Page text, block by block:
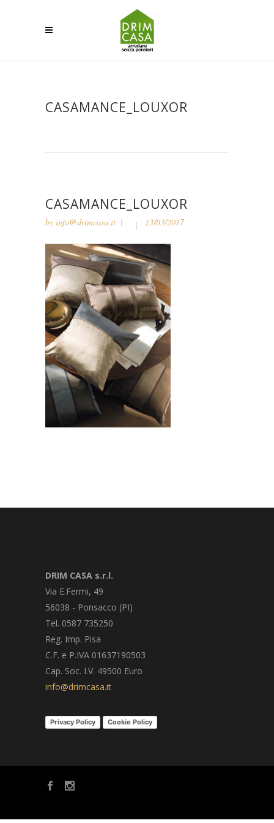
CASAMANCE_LOUXOR
CASAMANCE_LOUXOR
by info@drimcasa.it 13/03/2017
DRIM CASA s.r.l.
Via E.Fermi, 49
56038 - Ponsacco (PI)
Tel. 0587 735250
Reg. Imp. Pisa
C.F. e P.IVA 01637190503
Cap. Soc. I.V. 49500 Euro
info@drimcasa.it
Privacy Policy Cookie Policy